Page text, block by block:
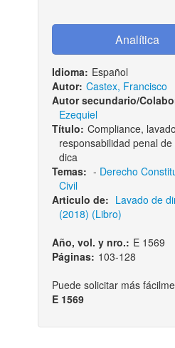
Idioma: Español
Autor: Castex, Francisco
Autor secundario/
Ezequiel
Título: Compliance,
responsabilidad penal
dica
Temas: - Derecho
Civil
Articulo de: Lavado de
(2018) (Libro)
Año, vol. y nro.: E 1569
Páginas: 103-128
Puede solicitar más
E 1569